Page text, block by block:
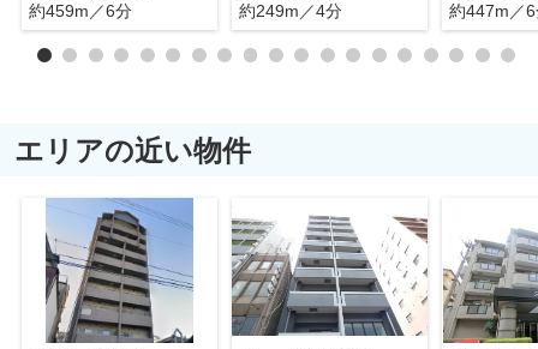
約459m／6分
約249m／4分
約447m／
エリアの近い物件